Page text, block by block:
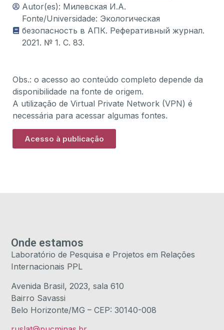
Autor(es): Милевская И.А.
Fonte/Universidade: Экологическая
безопасность в АПК. Реферативный журнал.
2021. № 1. С. 83.
Obs.: o acesso ao conteúdo completo depende da
disponibilidade na fonte de origem.
A utilização de Virtual Private Network (VPN) é
necessária para acessar algumas fontes.
Acesso à publicação
Onde estamos
Laboratório de Pesquisa e Projetos em Relações
Internacionais PPL
Avenida Brasil, 2023, sala 610
Bairro Savassi
Belo Horizonte/MG – CEP: 30140-008